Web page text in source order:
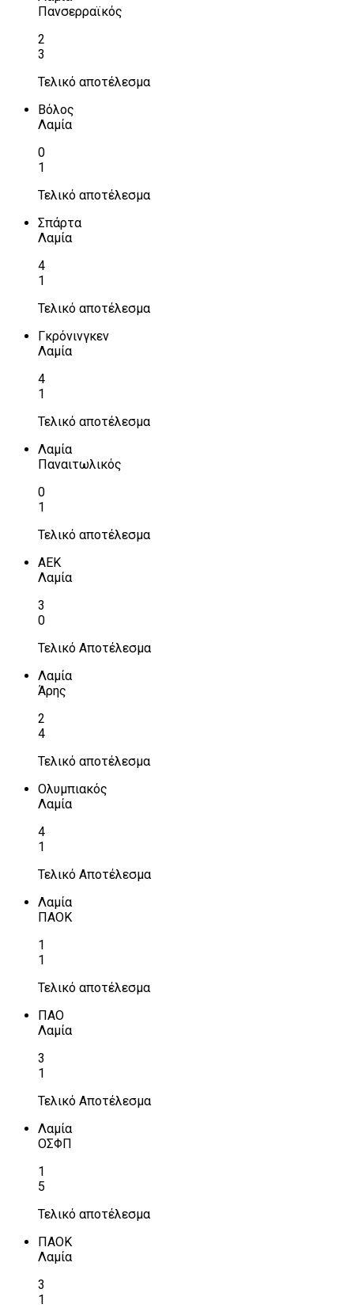
Πανσερραϊκός
2
3
Τελικό αποτέλεσμα
Βόλος
Λαμία
0
1
Τελικό αποτέλεσμα
Σπάρτα
Λαμία
4
1
Τελικό αποτέλεσμα
Γκρόνινγκεν
Λαμία
4
1
Τελικό αποτέλεσμα
Λαμία
Παναιτωλικός
0
1
Τελικό αποτέλεσμα
ΑΕΚ
Λαμία
3
0
Τελικό Αποτέλεσμα
Λαμία
Άρης
2
4
Τελικό αποτέλεσμα
Ολυμπιακός
Λαμία
4
1
Τελικό Αποτέλεσμα
Λαμία
ΠΑΟΚ
1
1
Τελικό αποτέλεσμα
ΠΑΟ
Λαμία
3
1
Τελικό Αποτέλεσμα
Λαμία
ΟΣΦΠ
1
5
Τελικό αποτέλεσμα
ΠΑΟΚ
Λαμία
3
1